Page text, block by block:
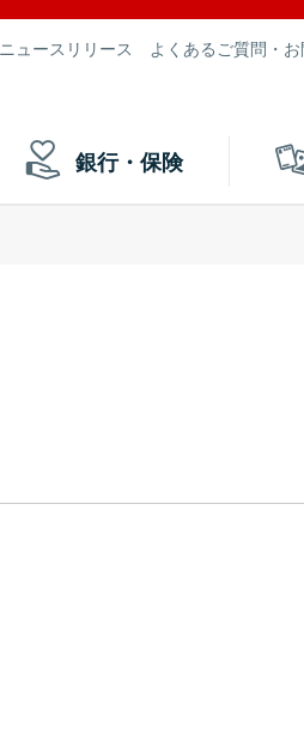
ニュースリリース よくあるご質問・
銀行・保険